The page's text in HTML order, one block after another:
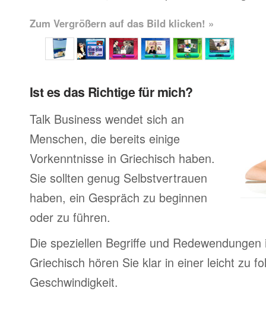
Zum Vergrößern auf das Bild klicken! »
Ist es das Richtige für mich?
Talk Business wendet sich an
Menschen, die bereits einige
Vorkenntnisse in Griechisch haben.
Sie sollten genug Selbstvertrauen
haben, ein Gespräch zu beginnen
oder zu führen.
Die speziellen Begriffe und Redewendungen
Griechisch hören Sie klar in einer leicht zu
Geschwindigkeit.